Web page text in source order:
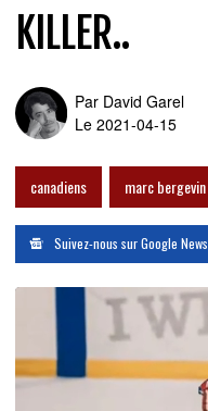
KILLER..
Par David Garel
Le 2021-04-15
canadiens marc bergevin
Suivez-nous sur Google News